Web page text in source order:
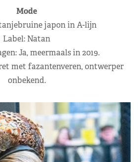
Mode
japon in A-lijn
Label: Natan
Ja, meermaals in 2019.
met fazantenveren, ontwerper
onbekend.